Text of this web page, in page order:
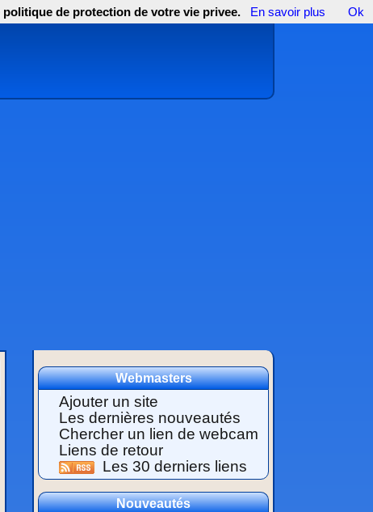
Webmasters
Ajouter un site
Les dernières nouveautés
Chercher un lien de webcam
Liens de retour
Les 30 derniers liens
Nouveautés
de protection de votre vie privee. En savoir plus Ok